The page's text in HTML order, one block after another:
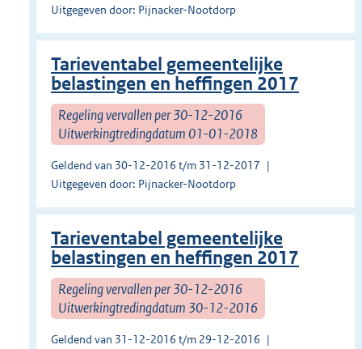
Uitgegeven door: Pijnacker-Nootdorp
Tarieventabel gemeentelijke
belastingen en heffingen 2017
Regeling vervallen per 30-12-2016
Uitwerkingtredingdatum 01-01-2018
Geldend van 30-12-2016 t/m 31-12-2017
Uitgegeven door: Pijnacker-Nootdorp
Tarieventabel gemeentelijke
belastingen en heffingen 2017
Regeling vervallen per 30-12-2016
Uitwerkingtredingdatum 30-12-2016
Geldend van 31-12-2016 t/m 29-12-2016